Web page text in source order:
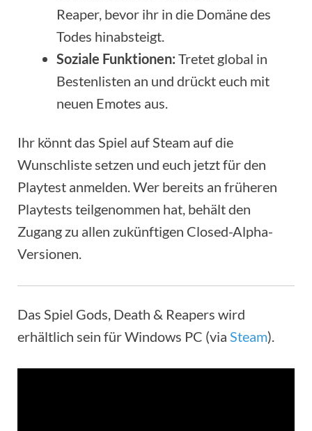
Reaper, bevor ihr in die Domäne des
Todes hinabsteigt.
Soziale Funktionen: Tretet global in
Bestenlisten an und drückt euch mit
neuen Emotes aus.
Ihr könnt das Spiel auf Steam auf die
Wunschliste setzen und euch jetzt für den
Playtest anmelden. Wer bereits an früheren
Playtests teilgenommen hat, behält den
Zugang zu allen zukünftigen Closed-Alpha-
Versionen.
Das Spiel Gods, Death & Reapers wird
erhältlich sein für Windows PC (via Steam).